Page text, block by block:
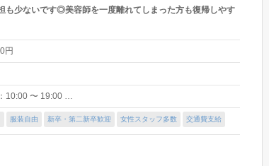
少ないです◎美容師を一度離れてしまった方も復帰しやす
円
10:00 〜 19:00 …
服装自由 新卒・第二新卒歓迎 女性スタッフ多数 交通費支給